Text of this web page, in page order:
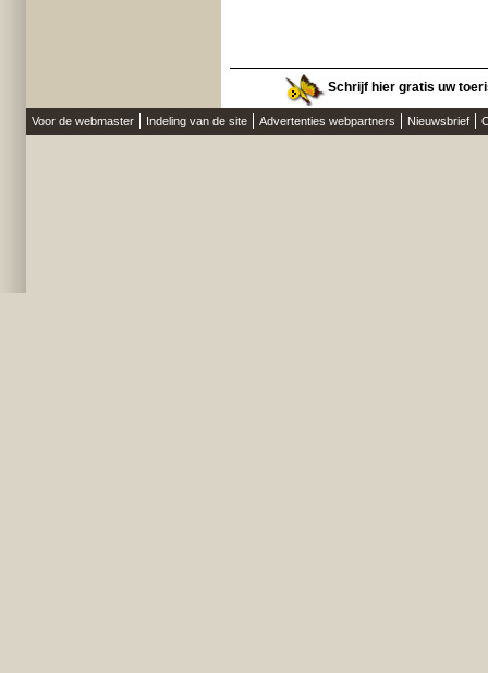
Schrijf hier gratis uw
Voor de webmaster Indeling van de site Advertenties webpartners Nieuwsbrief